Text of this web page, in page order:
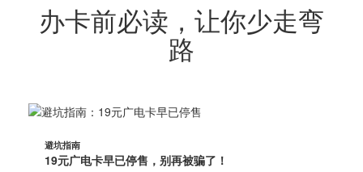
办卡前必读，让你少走弯
路
避坑指南
19元广电卡早已停售，别再被骗了！